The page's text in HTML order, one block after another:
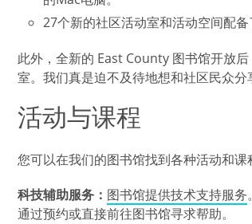
27个新的社区活动室和活动空间配
此外，全新的 East County 图书馆开放
室。我们真是迫不及待地想和社区民众分
活动与课程
您可以在我们的图书馆找到各种活动和课
科技辅助服务： 图书馆提供技术支持服务
通过预约或直接前往图书馆寻求帮助。